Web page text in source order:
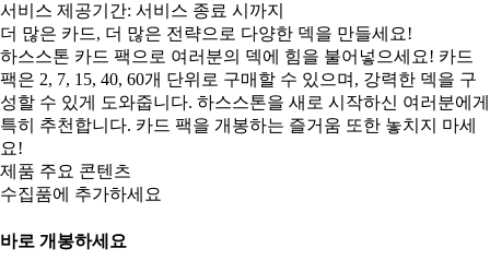
서비스 제공기간: 서비스 종료 시까지
더 많은 카드, 더 많은 전략으로 다양한 덱을 만들세요!
하스스톤 카드 팩으로 여러분의 덱에 힘을 불어넣으세요! 카드
팩은 2, 7, 15, 40, 60개 단위로 구매할 수 있으며, 강력한 덱을 구
성할 수 있게 도와줍니다. 하스스톤을 새로 시작하신 여러분에게
특히 추천합니다. 카드 팩을 개봉하는 즐거움 또한 놓치지 마세
요!
제품 주요 콘텐츠
수집품에 추가하세요
바로 개봉하세요